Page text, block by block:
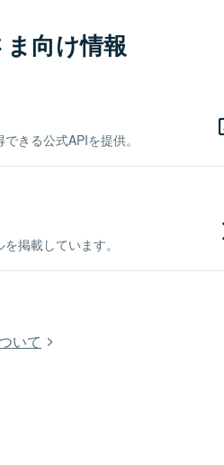
向け情報
きる公式APIを提供。
掲載しています。
いて